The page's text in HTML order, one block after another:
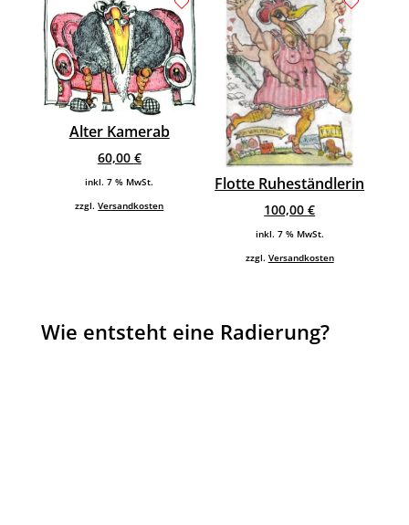
Alter Kamerab
60,00 €
inkl. 7 % MwSt.
zzgl.Versandkosten
Flotte Ruheständlerin
100,00€
inkl. 7 % MwSt.
zzgl. Versandkosten
Wie entsteht eine Radierung?